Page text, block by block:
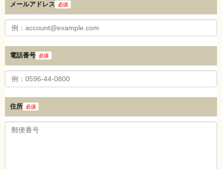
メールアドレス 必須
電話番号 必須
住所 必須